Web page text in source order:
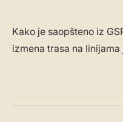
Kako je saopšteno iz
izmena trasa na